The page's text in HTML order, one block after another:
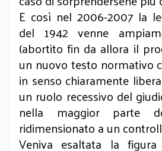
E così nel 2006-2007 la
del 1942 venne
(abortito fin da allora il
un nuovo testo normativo
in senso chiaramente
un ruolo recessivo del
nella maggior parte
ridimensionato a un
Veniva esaltata la